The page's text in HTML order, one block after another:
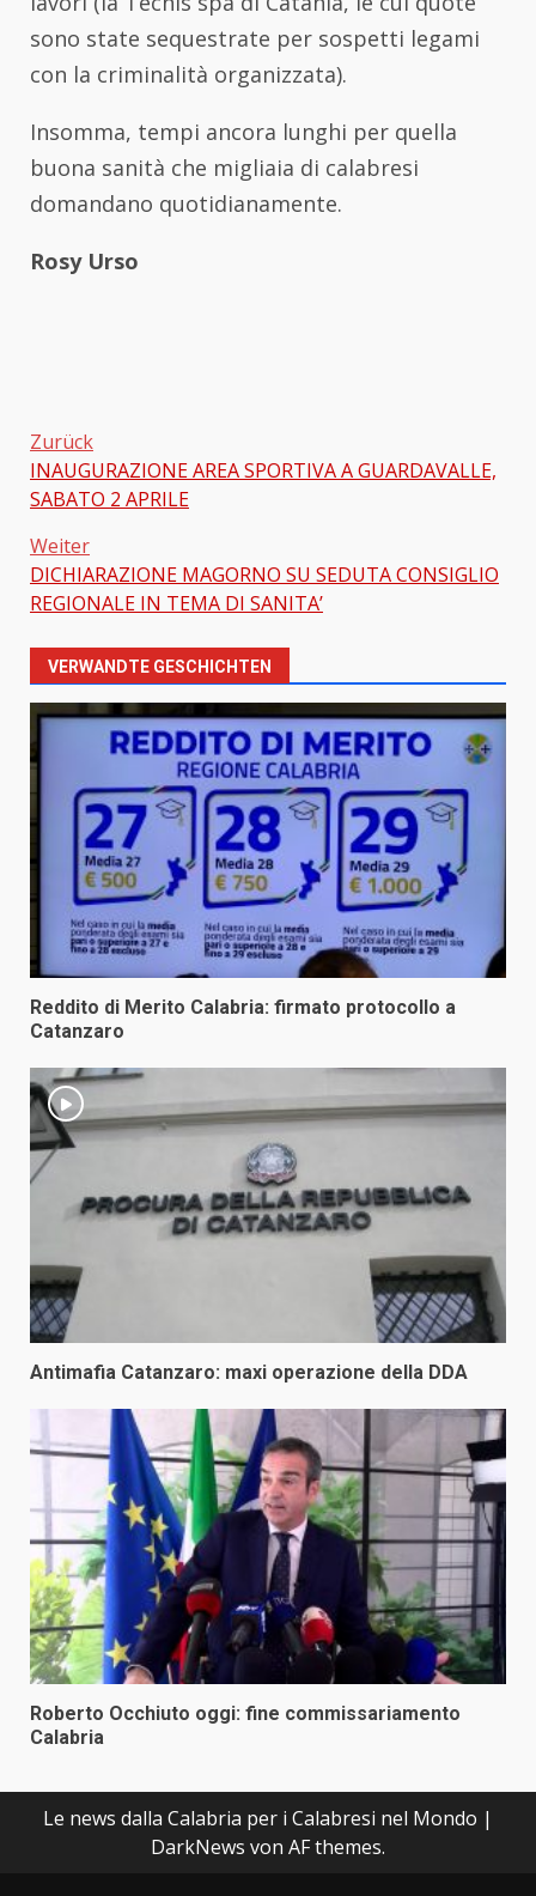
sono state sequestrate per sospetti legami
con la criminalità organizzata).
Insomma, tempi ancora lunghi per quella
buona sanità che migliaia di calabresi
domandano quotidianamente.
Rosy Urso
Beitragsnavigation
Zurück
INAUGURAZIONE AREA SPORTIVA A GUARDAVALLE,
SABATO 2 APRILE
Weiter
DICHIARAZIONE MAGORNO SU SEDUTA CONSIGLIO
REGIONALE IN TEMA DI SANITA’
VERWANDTE GESCHICHTEN
Reddito di Merito Calabria: firmato protocollo a
Catanzaro
Antimafia Catanzaro: maxi operazione della DDA
Roberto Occhiuto oggi: fine commissariamento
Calabria
Le news dalla Calabria per i Calabresi nel Mondo |
DarkNews von AF themes.